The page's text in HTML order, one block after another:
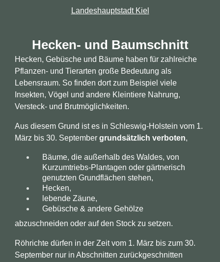
Landeshauptstadt Kiel
Hecken- und Baumschnitt
Hecken, Gebüsche und Bäume haben für zahlreiche
Pflanzen- und Tierarten große Bedeutung als
Lebensraum. So finden dort zum Beispiel viele
Insekten, Vögel und andere Kleintiere Nahrung,
Versteck- und Brutmöglichkeiten.
Aus diesem Grund ist es in Schleswig-Holstein vom 1.
März bis 30. September grundsätzlich verboten,
Bäume, die außerhalb des Waldes, von
Kurzumtriebs-Plantagen oder gärtnerisch
genutzten Grundflächen stehen,
Hecken,
lebende Zäune,
Gebüsche & andere Gehölze
abzuschneiden oder auf den Stock zu setzen.
Röhrichte dürfen in der Zeit vom 1. März bis zum 30.
September nur in Abschnitten zurückgeschnitten